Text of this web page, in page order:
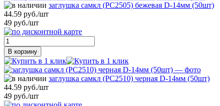
заглушка самкл (РС2505) бежевая D-14мм (50шт)
44.59 руб./шт
49 руб./шт
В корзину
заглушка самкл (РС2510) черная D-14мм (50шт)
44.59 руб./шт
49 руб./шт